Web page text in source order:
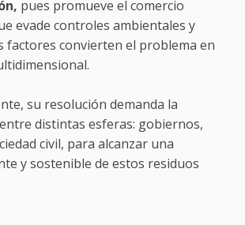
pues promueve el comercio
evade controles ambientales y
factores convierten el problema en
su resolución demanda la
distintas esferas: gobiernos,
civil, para alcanzar una
y sostenible de estos residuos